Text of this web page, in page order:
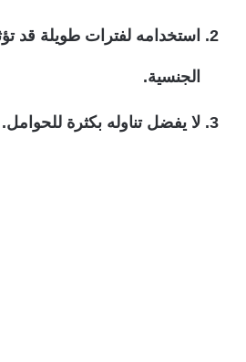
استخدامه لفترات طويلة قد
الجنسية.
لا يفضل تناوله بكثرة للحوامل.